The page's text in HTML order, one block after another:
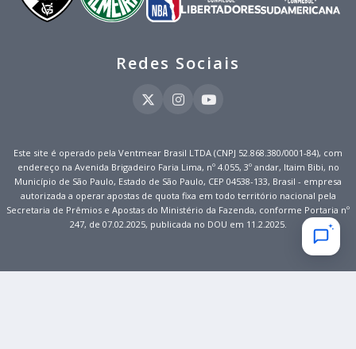
Redes Sociais
Este site é operado pela Ventmear Brasil LTDA (CNPJ 52.868.380/0001-84), com
endereço na Avenida Brigadeiro Faria Lima, nº 4.055, 3º andar, Itaim Bibi, no
Município de São Paulo, Estado de São Paulo, CEP 04538-133, Brasil - empresa
autorizada a operar apostas de quota fixa em todo território nacional pela
Secretaria de Prêmios e Apostas do Ministério da Fazenda, conforme Portaria nº
247, de 07.02.2025, publicada no DOU em 11.2.2025.